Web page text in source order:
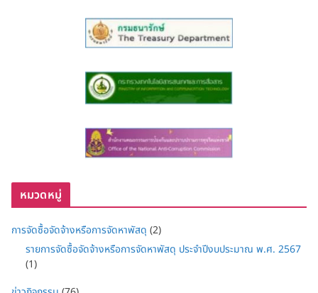
หมวดหมู่
การจัดซื้อจัดจ้างหรือการจัดหาพัสดุ (2)
รายการจัดซื้อจัดจ้างหรือการจัดหาพัสดุ ประจำปีงบประมาณ พ.ศ. 2567
(1)